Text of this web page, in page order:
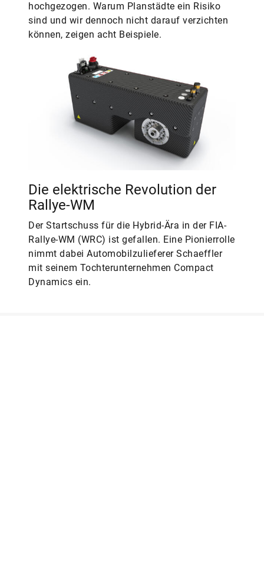
hochgezogen. Warum Planstädte ein Risiko
sind und wir dennoch nicht darauf verzichten
können, zeigen acht Beispiele.
Die elektrische Revolution der
Rallye-WM
Der Startschuss für die Hybrid-Ära in der FIA-
Rallye-WM (WRC) ist gefallen. Eine Pionierrolle
nimmt dabei Automobilzulieferer Schaeffler
mit seinem Tochterunternehmen Compact
Dynamics ein.